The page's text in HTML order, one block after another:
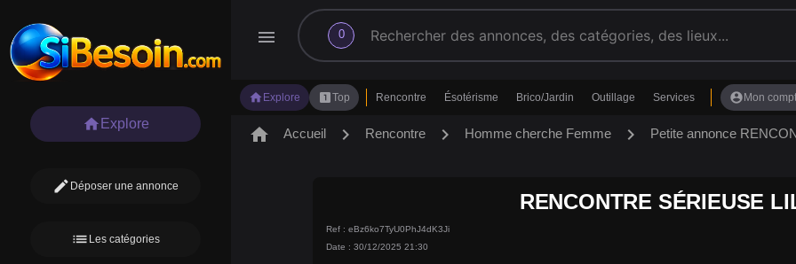
menu 0
search
home Explore looks_oneTop Rencontre Ésotérisme Brico/Jardin Outillage Services account_circle Mon
home Explore
edit Déposer une annonce
list Les catégories
home Accueil chevron_right Rencontre chevron_right Homme cherche Femme chevron_right Petite annonce
RENCONTRE SÉRIEUSE
Ref : eBz6ko7TyU0PhJ4dK3Ji
Date : 30/12/2025 21:30